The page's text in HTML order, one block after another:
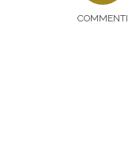
COMMENTI